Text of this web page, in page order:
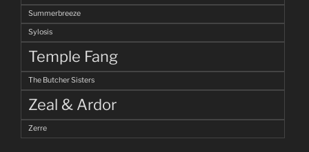
Summerbreeze
Sylosis
Temple Fang
The Butcher Sisters
Zeal & Ardor
Zerre